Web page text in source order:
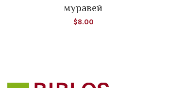
муравей
$8.00